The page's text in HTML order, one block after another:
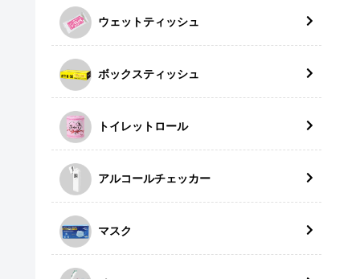
ウェットティッシュ
ボックスティッシュ
トイレットロール
アルコールチェッカー
マスク